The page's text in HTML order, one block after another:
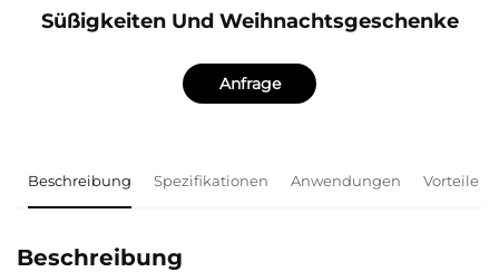
Süßigkeiten Und Weihnachtsgeschenke
Anfrage
Beschreibung Spezifikationen Anwendungen Vorteile
Beschreibung